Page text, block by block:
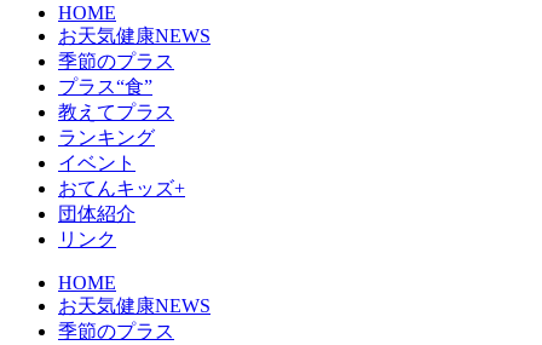
HOME
お天気健康NEWS
季節のプラス
プラス“食”
教えてプラス
ランキング
イベント
おてんキッズ+
団体紹介
リンク
HOME
お天気健康NEWS
季節のプラス